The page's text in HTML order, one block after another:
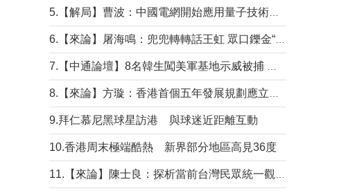
9.拜仁慕尼黑球星訪港 與球迷近距離互動
10.香港周末極端酷熱 新界部分地區高見36度